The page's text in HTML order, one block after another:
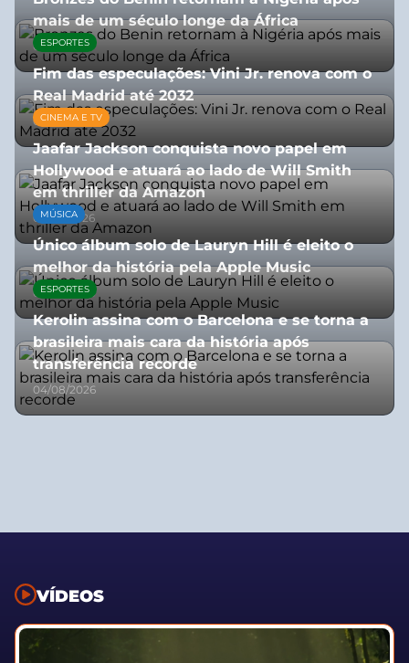
mais de um século longe da África
08/07/2026
ESPORTES
Fim das especulações: Vini Jr. renova com o
Real Madrid até 2032
06/08/2026
CINEMA E TV
Jaafar Jackson conquista novo papel em
Hollywood e atuará ao lado de Will Smith
em thriller da Amazon
06/08/2026
MÚSICA
Único álbum solo de Lauryn Hill é eleito o
melhor da história pela Apple Music
06/08/2026
ESPORTES
Kerolin assina com o Barcelona e se torna a
brasileira mais cara da história após
transferência recorde
04/08/2026
VÍDEOS